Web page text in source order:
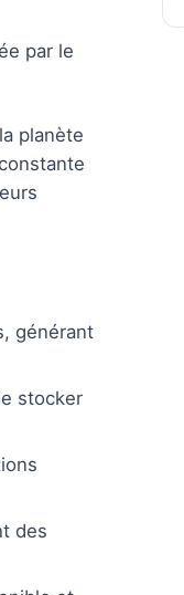
par le
planète
générant
stocker
des